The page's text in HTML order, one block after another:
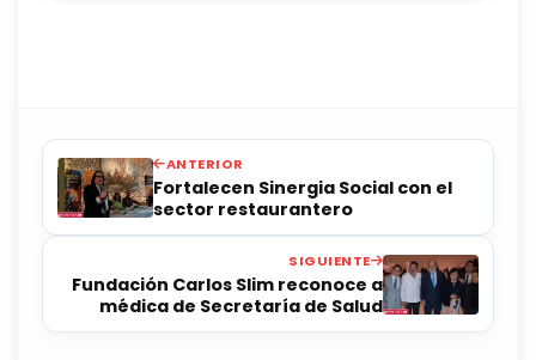
ANTERIOR
Fortalecen Sinergia Social con el
sector restaurantero
SIGUIENTE
Fundación Carlos Slim reconoce a
médica de Secretaría de Salud